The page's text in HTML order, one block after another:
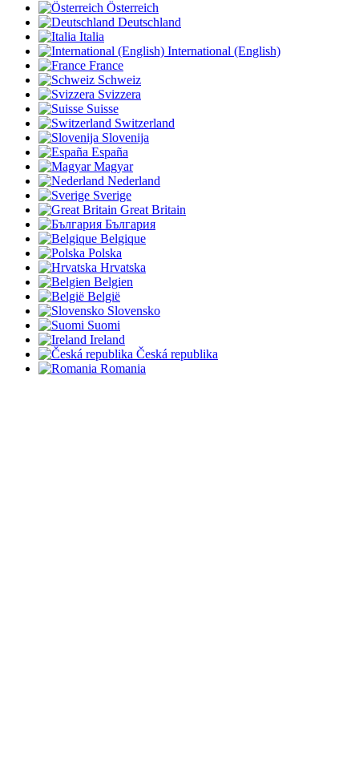
Österreich
Deutschland
Italia
International (English)
France
Schweiz
Svizzera
Suisse
Switzerland
Slovenija
España
Magyar
Nederland
Sverige
Great Britain
България
Belgique
Polska
Hrvatska
Belgien
België
Slovensko
Suomi
Ireland
Česká republika
Romania